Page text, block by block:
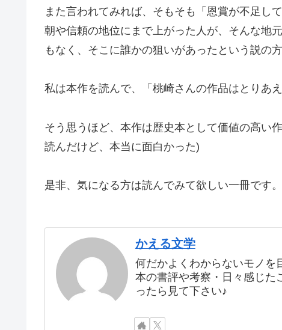
また言われてみれば、そもそも「恩賞が不足し
朝や信頼の地位にまで上がった人が、そんな地
もなく、そこに誰かの狙いがあったという説の
私は本作を読んで、「桃崎さんの作品はとりあ
そう思うほど、本作は歴史本として価値の高い
読んだけど、本当に面白かった)
是非、気になる方は読んでみて欲しい一冊です。
かえる文学
何だかよくわからないモノを
本の書評や考察・日々感じた
ったら見て下さい♪